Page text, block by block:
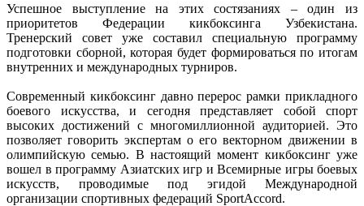
Успешное выступление на этих состязаниях – один из
приоритетов Федерации кикбоксинга Узбекистана.
Тренерский совет уже составил специальную программу
подготовки сборной, которая будет формироваться по итогам
внутренних и международных турниров.
Современный кикбоксинг давно перерос рамки прикладного
боевого искусства, и сегодня представляет собой спорт
высоких достижений с многомиллионной аудиторией. Это
позволяет говорить экспертам о его векторном движении в
олимпийскую семью. В настоящий момент кикбоксинг уже
вошел в программу Азиатских игр и Всемирные игры боевых
искусств, проводимые под эгидой Международной
организации спортивных федераций SportAccord.